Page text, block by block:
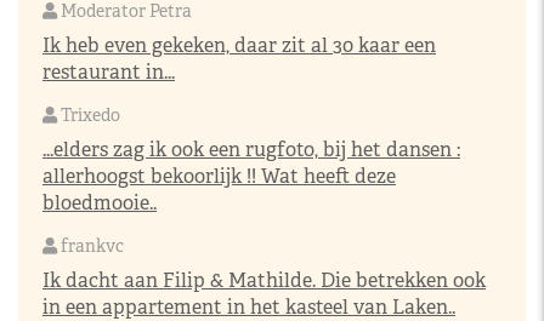
Moderator Petra
Ik heb even gekeken, daar zit al 30 kaar een
restaurant in...
Trixedo
...elders zag ik ook een rugfoto, bij het dansen :
allerhoogst bekoorlijk !! Wat heeft deze
bloedmooie..
frankvc
Ik dacht aan Filip & Mathilde. Die betrekken ook
in een appartement in het kasteel van Laken..